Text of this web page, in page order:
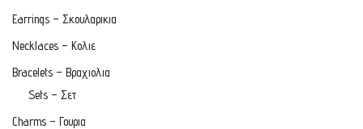
Earrings – Σκουλαρικια
Necklaces – Κολιε
Bracelets – Βραχιολια
Sets – Σετ
Charms – Γουρια